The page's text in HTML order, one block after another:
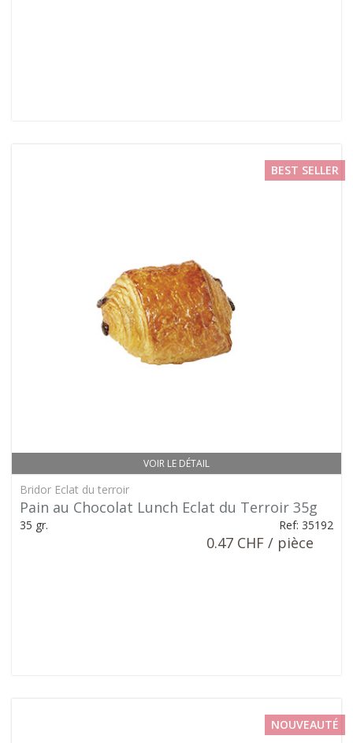
VOIR LE DÉTAIL
BEST SELLER
Bridor Eclat du terroir
Pain au Chocolat Lunch Eclat du Terroir 35g
35 gr. Ref: 35192
0.47 CHF / pièce
NOUVEAUTÉ